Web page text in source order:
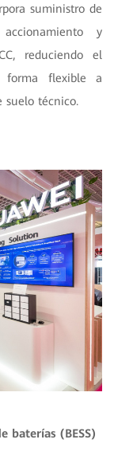
suministro de
y
reduciendo el
forma flexible a
suelo técnico.
baterías (BESS)